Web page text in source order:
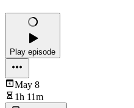
Play episode
May 8
1h 11m